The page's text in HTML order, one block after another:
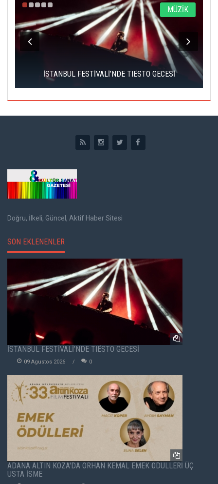
MÜZİK
İSTANBUL FESTİVALİ’NDE TIËSTO GECESİ
Doğru, İlkeli, Güncel, Aktif Haber Sitesi
SON EKLENENLER
İSTANBUL FESTİVALİ’NDE TIËSTO GECESİ
09 Agustos 2026 0
ADANA ALTIN KOZA'DA ORHAN KEMAL EMEK ÖDÜLLERİ ÜÇ
USTA İSME